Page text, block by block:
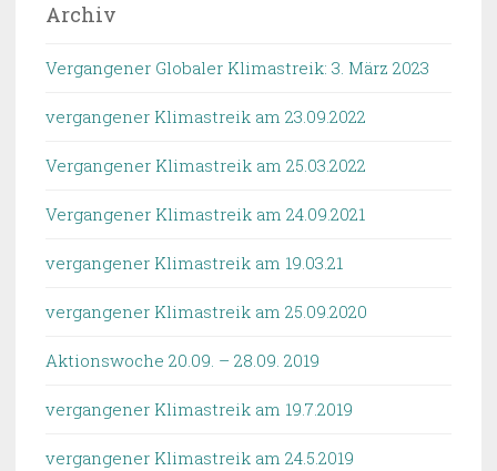
Archiv
Vergangener Globaler Klimastreik: 3. März 2023
vergangener Klimastreik am 23.09.2022
Vergangener Klimastreik am 25.03.2022
Vergangener Klimastreik am 24.09.2021
vergangener Klimastreik am 19.03.21
vergangener Klimastreik am 25.09.2020
Aktionswoche 20.09. – 28.09. 2019
vergangener Klimastreik am 19.7.2019
vergangener Klimastreik am 24.5.2019